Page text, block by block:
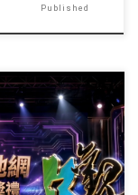
Published